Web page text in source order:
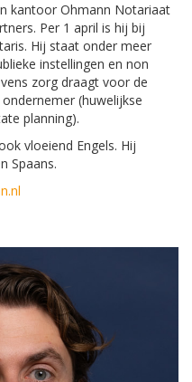
kantoor Ohmann Notariaat
Per 1 april is hij bij
Hij staat onder meer
instellingen en non
zorg draagt voor de
(huwelijkse
planning).
vloeiend Engels. Hij
Spaans.